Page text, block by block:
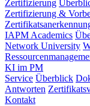
Zertifizierung
Zertifizierung &
IAPM Academics
Network University
KI im PM
Service Überblick
Antworten
Kontakt